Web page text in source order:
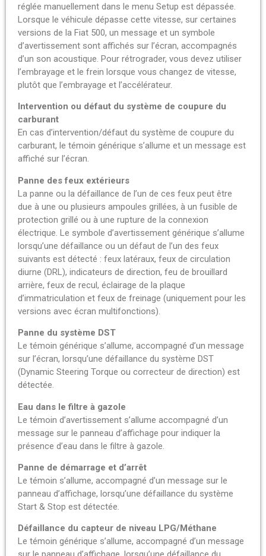
réglée manuellement dans le menu Setup est dépassée.
Lorsque le véhicule dépasse cette vitesse, sur certaines
versions de la Fiat 500, un message et un symbole
d’avertissement sont affichés sur l’écran, accompagnés
d’un son acoustique. Pour rétrograder, vous devez utiliser
l’embrayage et le frein lorsque vous changez de vitesse,
plutôt que l’embrayage et l’accélérateur.
Intervention ou défaut du système de coupure du
carburant
En cas d’intervention/défaut du système de coupure du
carburant, le témoin générique s’allume et un message est
affiché sur l’écran.
Panne des feux extérieurs
La panne ou la défaillance de l’un de ces feux peut être
due à une ou plusieurs ampoules grillées, à un fusible de
protection grillé ou à une rupture de la connexion
électrique. Le symbole d’avertissement générique s’allume
lorsqu’une défaillance ou un défaut de l’un des feux
suivants est détecté : feux latéraux, feux de circulation
diurne (DRL), indicateurs de direction, feu de brouillard
arrière, feux de recul, éclairage de la plaque
d’immatriculation et feux de freinage (uniquement pour les
versions avec écran multifonctions).
Panne du système DST
Le témoin générique s’allume, accompagné d’un message
sur l’écran, lorsqu’une défaillance du système DST
(Dynamic Steering Torque ou correcteur de direction) est
détectée.
Eau dans le filtre à gazole
Le témoin d’avertissement s’allume accompagné d’un
message sur le panneau d’affichage pour indiquer la
présence d’eau dans le filtre à gazole.
Panne de démarrage et d’arrêt
Le témoin s’allume, accompagné d’un message sur le
panneau d’affichage, lorsqu’une défaillance du système
Start & Stop est détectée.
Défaillance du capteur de niveau LPG/Méthane
Le témoin générique s’allume, accompagné d’un message